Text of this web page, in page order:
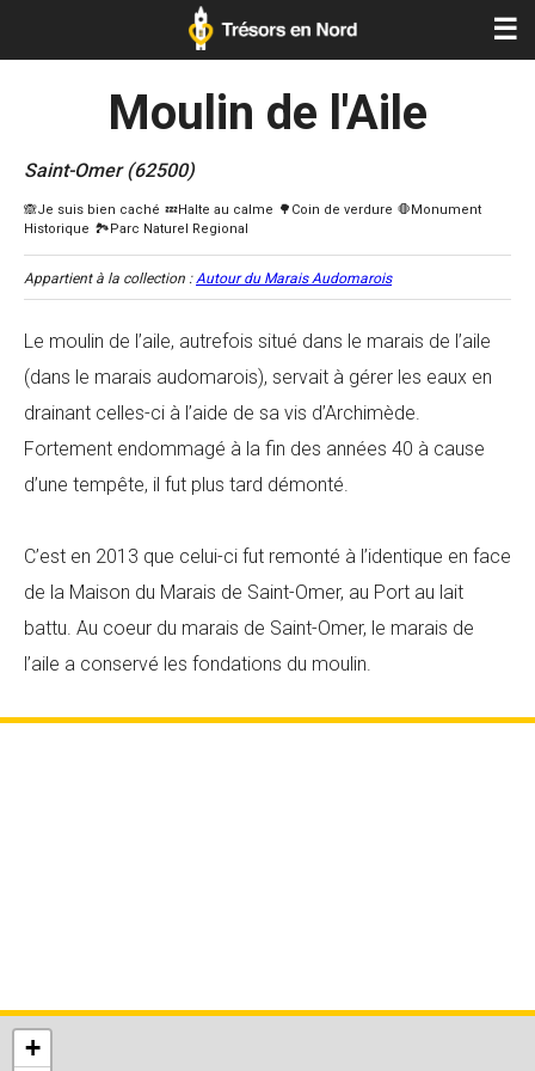
☰
Moulin de l'Aile
Saint-Omer (62500)
Appartient à la collection :Autour du Marais Audomarois
Le moulin de l’aile, autrefois situé dans le marais de l’aile
(dans le marais audomarois), servait à gérer les eaux en
drainant celles-ci à l’aide de sa vis d’Archimède.
Fortement endommagé à la fin des années 40 à cause
d’une tempête, il fut plus tard démonté.
C’est en 2013 que celui-ci fut remonté à l’identique en face
de la Maison du Marais de Saint-Omer, au Port au lait
battu. Au coeur du marais de Saint-Omer, le marais de
l’aile a conservé les fondations du moulin.
+